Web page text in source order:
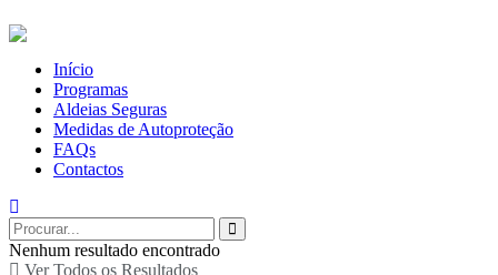
Início
Programas
Aldeias Seguras
Medidas de Autoproteção
FAQs
Contactos
Nenhum resultado encontrado
Ver Todos os Resultados